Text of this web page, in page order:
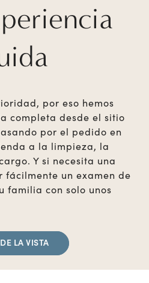
por eso hemos
completa desde el sitio
por el pedido en
a la limpieza, la
Y si necesita una
fácilmente un examen de
familia con solo unos
LA VISTA